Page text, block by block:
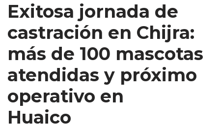
Exitosa jornada de
castración en Chijra:
más de 100 mascotas
atendidas y próximo
operativo en
Huaico